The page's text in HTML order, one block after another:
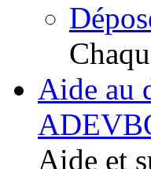
Aide au
Aide et